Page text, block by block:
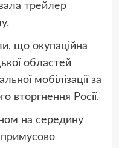
трейлер
що окупаційна
областей
мобілізації за
вторгнення Росії.
на середину